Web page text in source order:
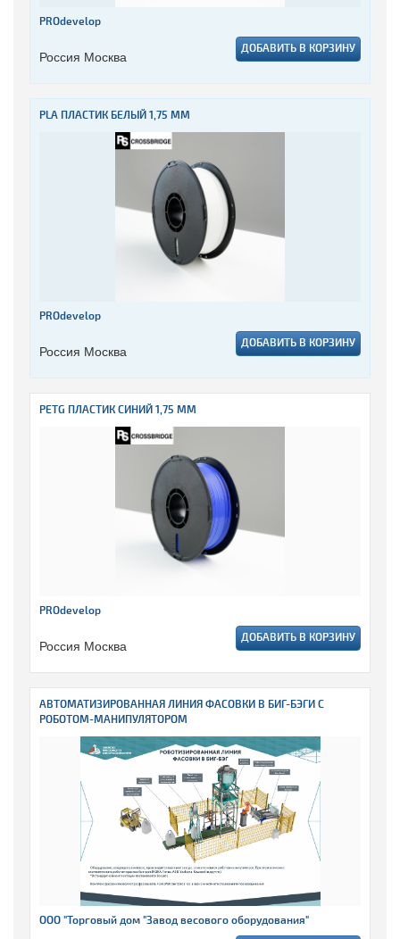
PROdevelop
Россия Москва ДОБАВИТЬ В КОРЗИНУ
PLA ПЛАСТИК БЕЛЫЙ 1,75 ММ
PROdevelop
Россия Москва ДОБАВИТЬ В КОРЗИНУ
PETG ПЛАСТИК СИНИЙ 1,75 ММ
PROdevelop
Россия Москва ДОБАВИТЬ В КОРЗИНУ
АВТОМАТИЗИРОВАННАЯ ЛИНИЯ ФАСОВКИ В БИГ-БЭГИ С
РОБОТОМ-МАНИПУЛЯТОРОМ
ООО "Торговый дом "Завод весового оборудования"